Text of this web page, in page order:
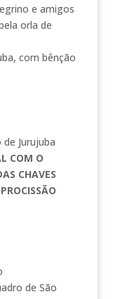
e amigos
orla de
com bênção
Jurujuba
COM O
CHAVES
PROCISSÃO
de São